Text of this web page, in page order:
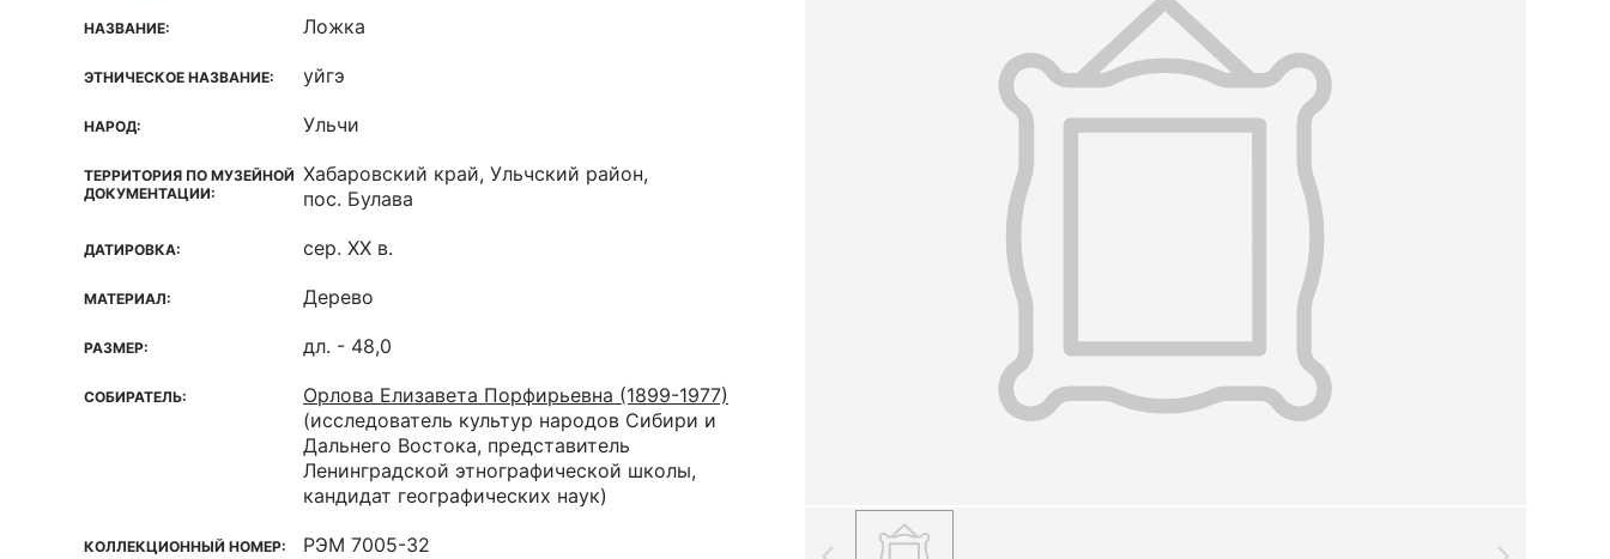
НАЗВАНИЕ: Ложка
ЭТНИЧЕСКОЕ НАЗВАНИЕ: уйгэ
НАРОД: Ульчи
ТЕРРИТОРИЯ ПО МУЗЕЙНОЙ
ДОКУМЕНТАЦИИ:
Хабаровский край, Ульчский район,
пос. Булава
ДАТИРОВКА: сер. XX в.
МАТЕРИАЛ: Дерево
РАЗМЕР: дл. - 48,0
СОБИРАТЕЛЬ:
Орлова Елизавета Порфирьевна (1899-1977)
(исследователь культур народов Сибири и
Дальнего Востока, представитель
Ленинградской этнографической школы,
кандидат географических наук)
КОЛЛЕКЦИОННЫЙ НОМЕР: РЭМ 7005-32